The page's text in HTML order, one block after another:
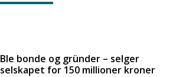
Ble bonde og gründer – selger
selskapet for 150 millioner kroner